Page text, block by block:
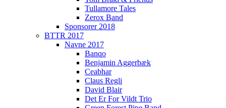
Tullamore Tales
Zerox Band
Sponsorer 2018
BTTR 2017
Navne 2017
Banqo
Benjamin Aggerbæk
Ceabhar
Claus Regli
David Blair
Det Er For Vildt Trio